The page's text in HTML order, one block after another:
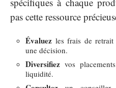
pas cette ressource
Évaluez les frais de
une décision.
Diversifiez vos
liquidité.